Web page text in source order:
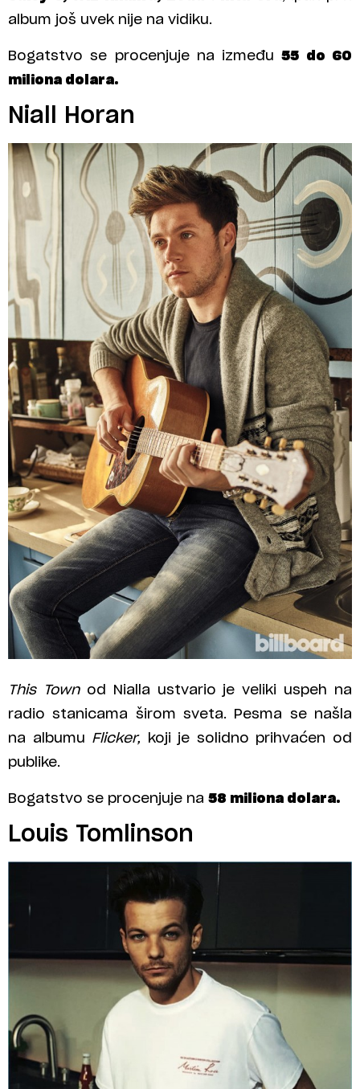
album još uvek nije na vidiku.
Bogatstvo se procenjuje na između55 do 60
miliona dolara.
Niall Horan
This Townod Nialla ustvario je veliki uspeh na
radio stanicama širom sveta. Pesma se našla
na albumu Flicker, koji je solidno prihvaćen od
publike.
Bogatstvo se procenjuje na 58 miliona dolara.
Louis Tomlinson